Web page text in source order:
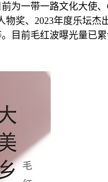
为一带一路文化大使
物奖、2023年度乐坛
目前毛红波曝光量已累